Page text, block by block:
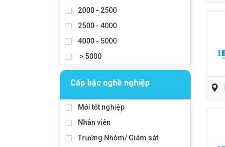
2000 - 2500
2500 - 4000
4000 - 5000
> 5000
Cấp bậc nghề nghiệp
Mới tốt nghiệp
Nhân viên
Trưởng Nhóm/ Giám sát